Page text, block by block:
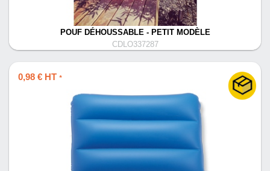
POUF DÉHOUSSABLE - PETIT MODÈLE
CDLO337287
0,98 € HT *